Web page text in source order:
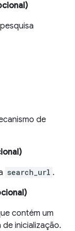
de
search_url .
contém um
inicialização.